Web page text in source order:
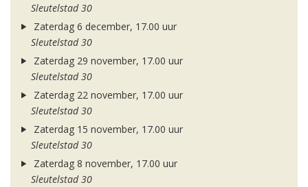
Sleutelstad 30
Zaterdag 6 december, 17.00 uur
Sleutelstad 30
Zaterdag 29 november, 17.00 uur
Sleutelstad 30
Zaterdag 22 november, 17.00 uur
Sleutelstad 30
Zaterdag 15 november, 17.00 uur
Sleutelstad 30
Zaterdag 8 november, 17.00 uur
Sleutelstad 30